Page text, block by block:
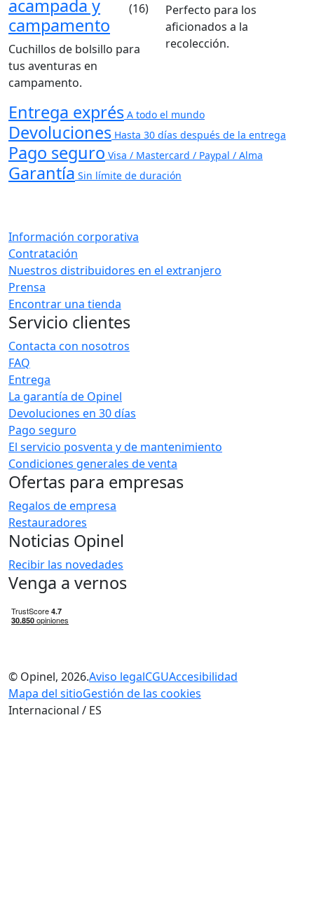
acampada y
campamento
(16)
Cuchillos de bolsillo para
tus aventuras en
campamento.
Perfecto para los
aficionados a la
recolección.
Entrega exprés A todo el mundo
Devoluciones Hasta 30 días después de la entrega
Pago seguro Visa / Mastercard / Paypal / Alma
Garantía Sin límite de duración
Información corporativa
Contratación
Nuestros distribuidores en el extranjero
Prensa
Encontrar una tienda
Servicio clientes
Contacta con nosotros
FAQ
Entrega
La garantía de Opinel
Devoluciones en 30 días
Pago seguro
El servicio posventa y de mantenimiento
Condiciones generales de venta
Ofertas para empresas
Regalos de empresa
Restauradores
Noticias Opinel
Recibir las novedades
Venga a vernos
© Opinel, 2026.Aviso legalCGUAccesibilidad
Mapa del sitioGestión de las cookies
Internacional / ES